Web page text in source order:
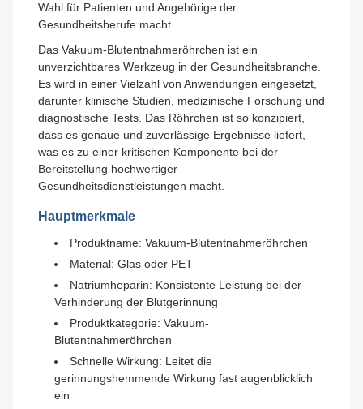
Wahl für Patienten und Angehörige der
Gesundheitsberufe macht.
Das Vakuum-Blutentnahmeröhrchen ist ein
unverzichtbares Werkzeug in der Gesundheitsbranche.
Es wird in einer Vielzahl von Anwendungen eingesetzt,
darunter klinische Studien, medizinische Forschung und
diagnostische Tests. Das Röhrchen ist so konzipiert,
dass es genaue und zuverlässige Ergebnisse liefert,
was es zu einer kritischen Komponente bei der
Bereitstellung hochwertiger
Gesundheitsdienstleistungen macht.
Hauptmerkmale
Produktname: Vakuum-Blutentnahmeröhrchen
Material: Glas oder PET
Natriumheparin: Konsistente Leistung bei der
Verhinderung der Blutgerinnung
Produktkategorie: Vakuum-
Blutentnahmeröhrchen
Schnelle Wirkung: Leitet die
gerinnungshemmende Wirkung fast augenblicklich
ein